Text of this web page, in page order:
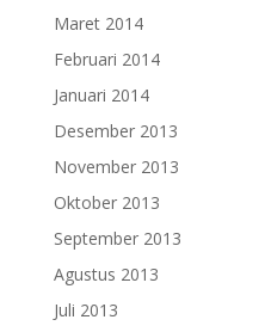
Maret 2014
Februari 2014
Januari 2014
Desember 2013
November 2013
Oktober 2013
September 2013
Agustus 2013
Juli 2013